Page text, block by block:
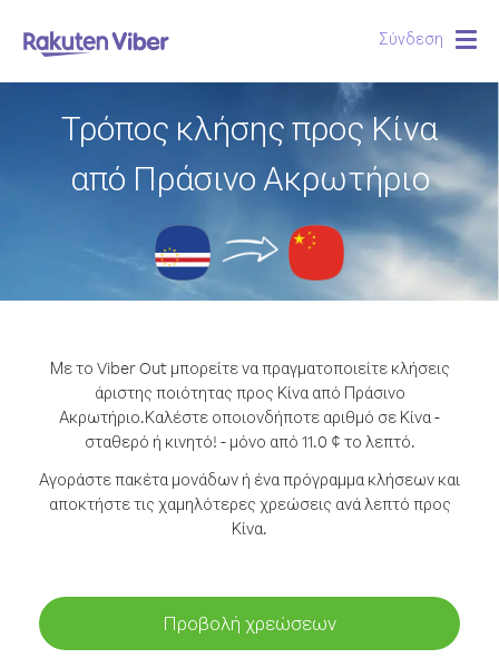
Σύνδεση
Τρόπος κλήσης προς Κίνα
από Πράσινο Ακρωτήριο
Με το Viber Out μπορείτε να πραγματοποιείτε κλήσεις
άριστης ποιότητας προς Κίνα από Πράσινο
Ακρωτήριο.Καλέστε οποιονδήποτε αριθμό σε Κίνα -
σταθερό ή κινητό! - μόνο από 11.0 ¢ το λεπτό.
Αγοράστε πακέτα μονάδων ή ένα πρόγραμμα κλήσεων και
αποκτήστε τις χαμηλότερες χρεώσεις ανά λεπτό προς
Κίνα.
Προβολή χρεώσεων